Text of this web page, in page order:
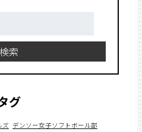
検索
グ
ズ デンソー女子ソフトボール部